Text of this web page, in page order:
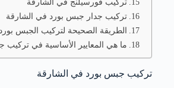
تركيب فورسيلنج في الشارقة
تركيب جدار جبس بورد في الشارقة
الطريقة الصحيحة لتركيب الجبس
ما هي المعايير الأساسية في تركيب
تركيب جبس بورد في الشارقة